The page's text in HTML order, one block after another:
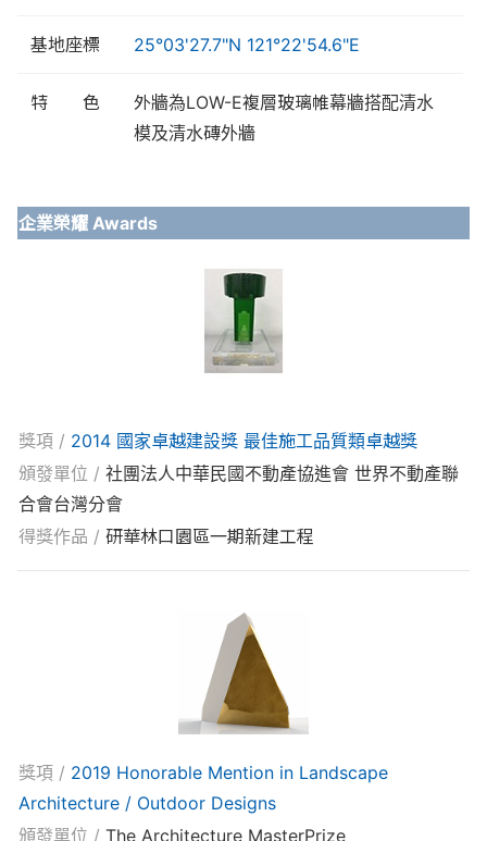
基地座標 25°03'27.7"N 121°22'54.6"E
特 色
外牆為LOW-E複層玻璃帷幕牆搭配清水
模及清水磚外牆
企業榮耀 Awards
獎項 / 2014 國家卓越建設獎 最佳施工品質類卓越獎
頒發單位 / 社團法人中華民國不動產協進會 世界不動產聯
合會台灣分會
得獎作品 / 研華林口園區一期新建工程
獎項 / 2019 Honorable Mention in Landscape
Architecture / Outdoor Designs
頒發單位 / The Architecture MasterPrize